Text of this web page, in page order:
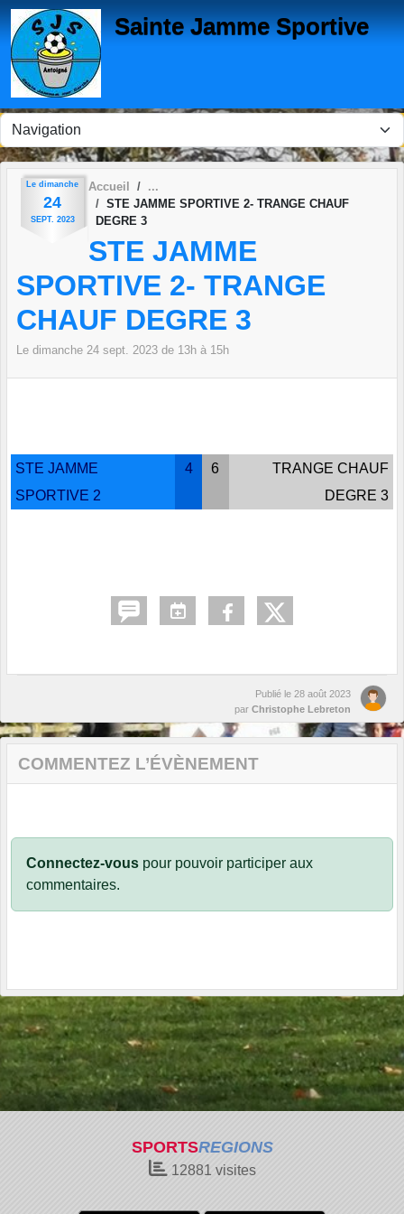
Sainte Jamme Sportive
Le dimanche
24
SEPT. 2023
Accueil
STE JAMME SPORTIVE 2- TRANGE CHAUF
DEGRE 3
STE JAMME
SPORTIVE 2- TRANGE
CHAUF DEGRE 3
Le dimanche 24 sept. 2023 de 13h à 15h
STE JAMME
SPORTIVE 2
4 6
TRANGE CHAUF
DEGRE 3
Publié le 28 août 2023
par Christophe Lebreton
COMMENTEZ L’ÉVÈNEMENT
Connectez-vous pour pouvoir participer aux
commentaires.
SPORTSREGIONS
12881 visites
Panneau de gestion des cookies